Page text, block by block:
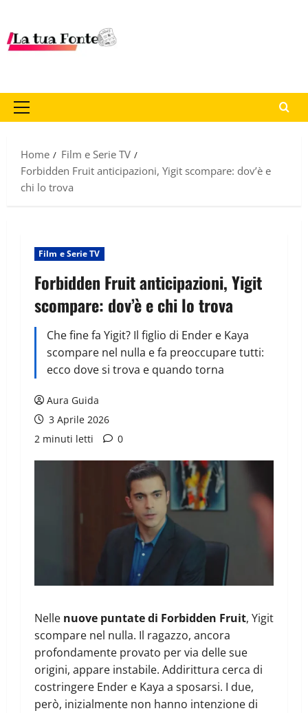
Home
Film e Serie TV
Forbidden Fruit anticipazioni, Yigit scompare: dov’è e
chi lo trova
Film e Serie TV
Forbidden Fruit anticipazioni, Yigit
scompare: dov’è e chi lo trova
Che fine fa Yigit? Il figlio di Ender e Kaya
scompare nel nulla e fa preoccupare tutti:
ecco dove si trova e quando torna
Aura Guida
3 Aprile 2026
2 minuti letti
0
Nelle nuove puntate di Forbidden Fruit, Yigit
scompare nel nulla. Il ragazzo, ancora
profondamente provato per via delle sue
origini, appare instabile. Addirittura cerca di
costringere Ender e Kaya a sposarsi. I due,
però, inizialmente non hanno intenzione di